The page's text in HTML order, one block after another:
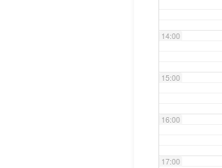
14:00
15:00
16:00
17:00